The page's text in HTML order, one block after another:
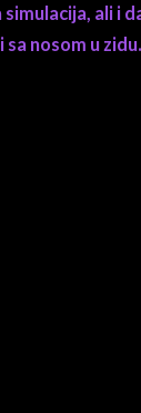
ali i
nosom u zidu.